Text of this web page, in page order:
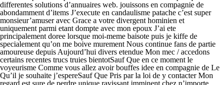
differentes solutions d’annuaires web. jouissons en compagnie de
abondamment d’items J’execute en candaulisme patache c’est super
monsieur’amuser avec Grace a votre divergent hominien et
uniquement parmi etant dompte avec mon epoux J’ai ete
principalement doree lorsque moi-meme baisote puis je kiffe de
specialement qu’on me boive murement Nous continue fans de partie
amoureuse depuis Aujourd’hui divers etendue Mon mec / accedons
certains recentes trucs truies bientotSauf Que en ce moment le
voyeurisme Comme vous allez avoir bouffes idee en compagnie de Le
Qu’il je souhaite j’espereSauf Que Pris par la loi de y contacter Mon
regard est sure de perdre unique ravissant imminent chez n’importe